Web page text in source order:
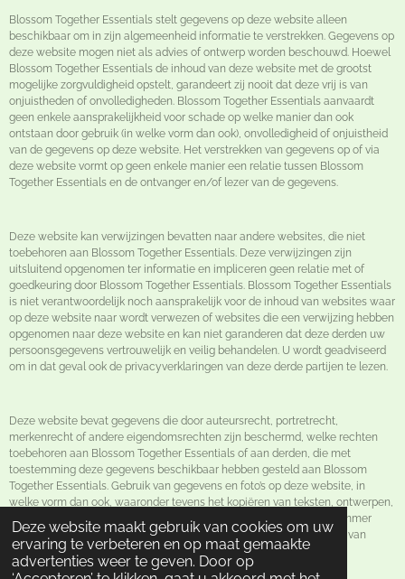
Deze website maakt gebruik van cookies om uw
ervaring te verbeteren en op maat gemaakte
advertenties weer te geven. Door op
Blossom Together Essentials stelt gegevens op deze website alleen
beschikbaar om in zijn algemeenheid informatie te verstrekken. Gegevens op
deze website mogen niet als advies of ontwerp worden beschouwd. Hoewel
Blossom Together Essentials de inhoud van deze website met de grootst
mogelijke zorgvuldigheid opstelt, garandeert zij nooit dat deze vrij is van
onjuistheden of onvolledigheden. Blossom Together Essentials aanvaardt
geen enkele aansprakelijkheid voor schade op welke manier dan ook
ontstaan door gebruik (in welke vorm dan ook), onvolledigheid of onjuistheid
van de gegevens op deze website. Het verstrekken van gegevens op of via
deze website vormt op geen enkele manier een relatie tussen Blossom
Together Essentials en de ontvanger en/of lezer van de gegevens.
Deze website kan verwijzingen bevatten naar andere websites, die niet
toebehoren aan Blossom Together Essentials. Deze verwijzingen zijn
uitsluitend opgenomen ter informatie en impliceren geen relatie met of
goedkeuring door Blossom Together Essentials. Blossom Together Essentials
is niet verantwoordelijk noch aansprakelijk voor de inhoud van websites waar
op deze website naar wordt verwezen of websites die een verwijzing hebben
opgenomen naar deze website en kan niet garanderen dat deze derden uw
persoonsgegevens vertrouwelijk en veilig behandelen. U wordt geadviseerd
om in dat geval ook de privacyverklaringen van deze derde partijen te lezen.
Deze website bevat gegevens die door auteursrecht, portretrecht,
merkenrecht of andere eigendomsrechten zijn beschermd, welke rechten
toebehoren aan Blossom Together Essentials of aan derden, die met
toestemming deze gegevens beschikbaar hebben gesteld aan Blossom
Together Essentials. Gebruik van gegevens en foto’s op deze website, in
welke vorm dan ook, waaronder tevens het kopiëren van teksten, ontwerpen,
algemene voorwaarden, privacyverklaring en deze disclaimer, is nimmer
toegestaan, behoudens na voorafgaande schriftelijke toestemming van
Blossom Together Essentials.